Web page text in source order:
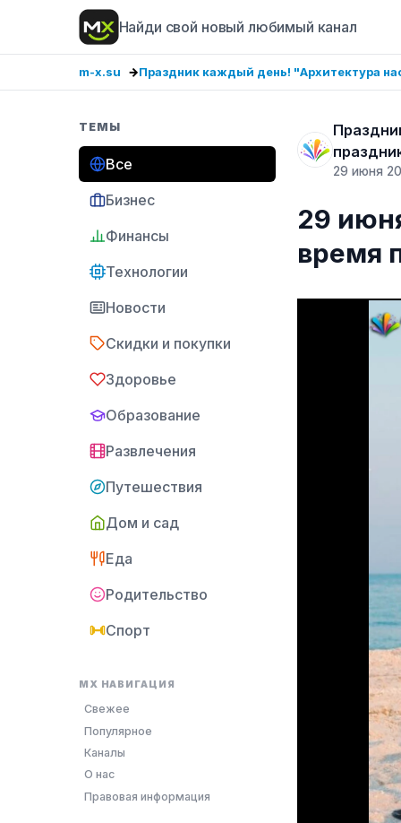
Найди свой новый любимый канал
m-x.su Праздник каждый день! "Архитектура
ТЕМЫ
Все
Бизнес
Финансы
Технологии
Новости
Скидки и покупки
Здоровье
Образование
Развлечения
Путешествия
Дом и сад
Еда
Родительство
Спорт
MX НАВИГАЦИЯ
Свежее
Популярное
Каналы
О нас
Правовая информация
29 июня
29
время